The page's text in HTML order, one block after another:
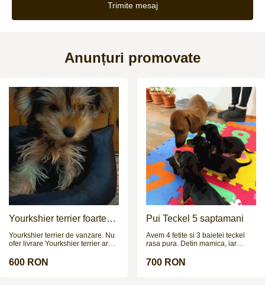
Trimite mesaj
Anunțuri promovate
Yourkshier terrier foarte
Yourkshier terrier de vanzare. Nu
ofer livrare Yourkshier terrier are:
-2 vaccinuri -este negru si maro -
600 RON
Pui Teckel 5 saptamani
Avem 4 fetite si 3 baietei teckel
rasa pura. Detin mamica, iar
cerere. Cateii sunt deparazitati
700 RON